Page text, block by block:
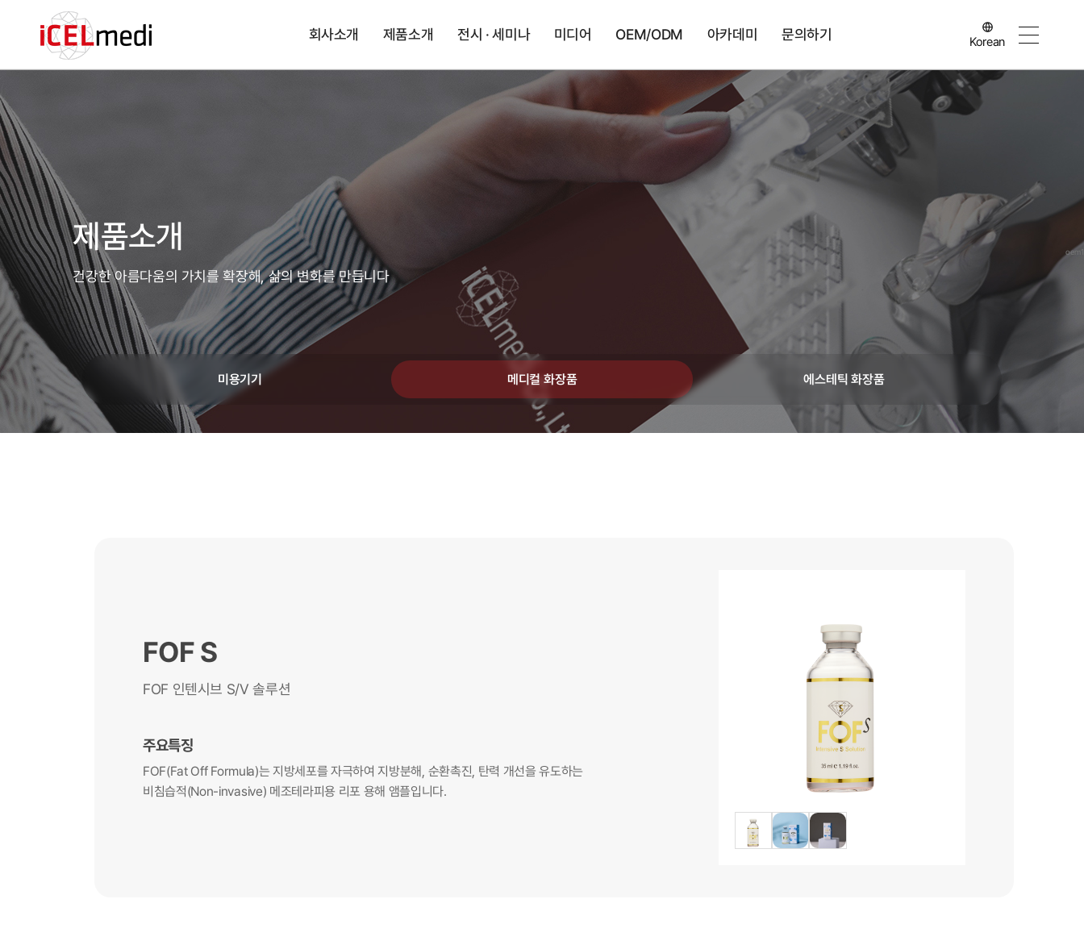
회사소개 제품소개 전시 · 세미나 미디어 OEM/ODM 아카데미 문의하기 Korean
제품소개
건강한 아름다움의 가치를 확장해, 삶의 변화를 만듭니다
oem1
미용기기 메디컬 화장품 에스테틱 화장품
FOF S
FOF 인텐시브 S/V 솔루션
주요특징
FOF(Fat Off Formula)는 지방세포를 자극하여 지방분해, 순환촉진, 탄력 개선을 유도하는
비침습적(Non-invasive) 메조테라피용 리포 용해 앰플입니다.